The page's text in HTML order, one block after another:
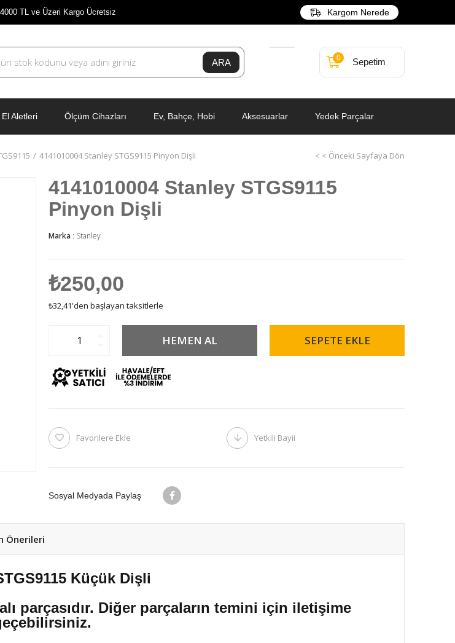
4000 TL ve Üzeri Kargo Ücretsiz Kargom Nerede
Sepetim
0
Aletleri Ölçüm Cihazları Ev, Bahçe, Hobi Aksesuarlar Yedek Parçalar
4141010004 Stanley STGS9115 Pinyon Dişli < < Önceki Sayfaya Dön
4141010004 Stanley STGS9115
Pinyon Dişli
Marka : Stanley
₺250,00
₺32,41'den başlayan taksitlerle
Favorilere Ekle Yetkili Bayii
Sosyal Medyada Paylaş
Önerileri
Küçük Dişli
parçasıdır. Diğer parçaların temini için iletişime